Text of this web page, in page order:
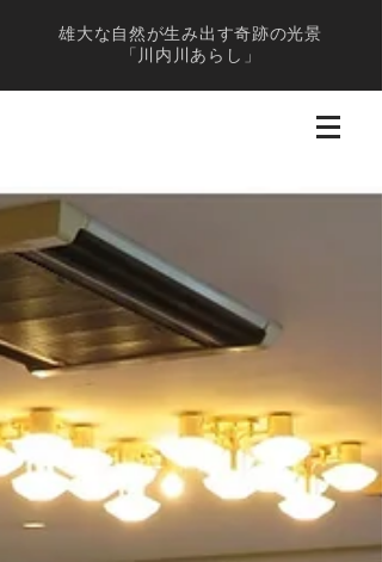
雄大な自然が生み出す奇跡の光景
「川内川あらし」